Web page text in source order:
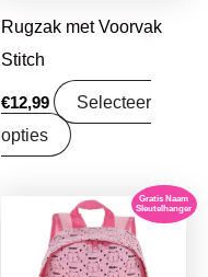
Rugzak met Voorvak
Stitch
€12,99
Selecteer
opties
Gratis Naam
Sleutelhanger